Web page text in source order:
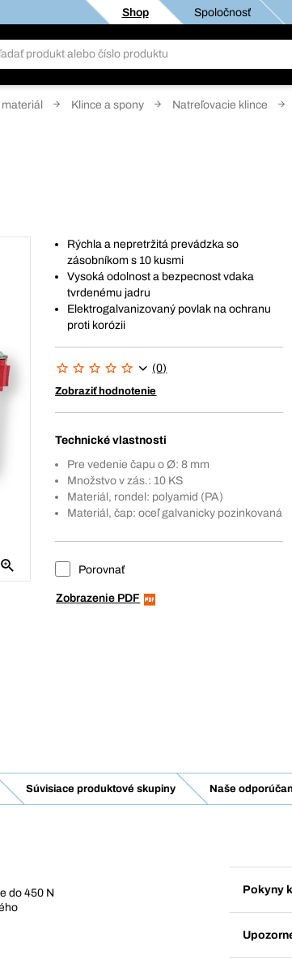
Shop Spoločnosť
Klince a spony Natreľovacie klince
Rýchla a nepretržitá prevádzka so
zásobníkom s 10 kusmi
Vysoká odolnost a bezpecnost vdaka
tvrdenému jadru
Elektrogalvanizovaný povlak na ochranu
proti korózii
(0)
Zobraziť hodnotenie
Technické vlastnosti
Pre vedenie čapu o Ø: 8 mm
Množstvo v zás.: 10 KS
Materiál, rondel: polyamid (PA)
Materiál, čap: oceľ galvanicky pozinkovaná
Porovnať
Zobrazenie PDF
Súvisiace produktové skupiny Naše
do 450 N
Pokyny